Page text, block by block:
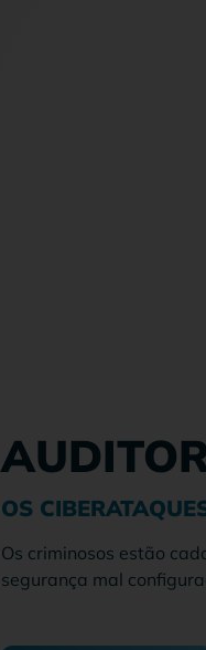
OS
Os criminosos estão
segurança mal